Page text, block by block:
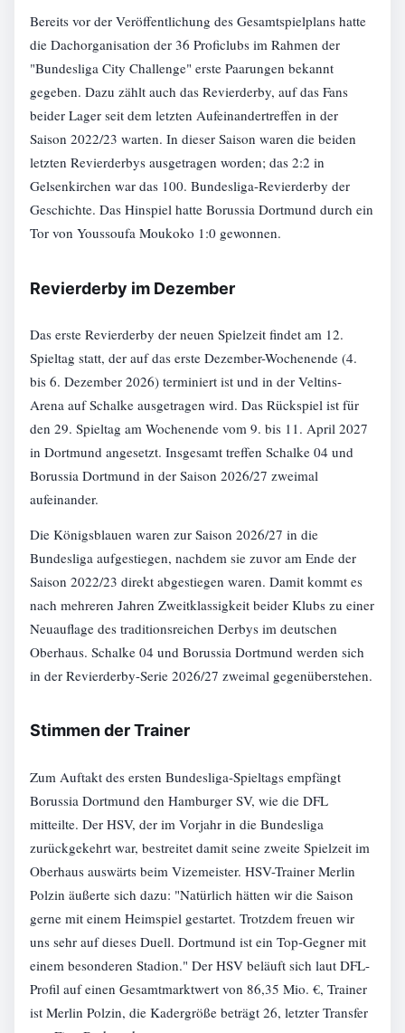
Bereits vor der Veröffentlichung des Gesamtspielplans hatte
die Dachorganisation der 36 Proficlubs im Rahmen der
"Bundesliga City Challenge" erste Paarungen bekannt
gegeben. Dazu zählt auch das Revierderby, auf das Fans
beider Lager seit dem letzten Aufeinandertreffen in der
Saison 2022/23 warten. In dieser Saison waren die beiden
letzten Revierderbys ausgetragen worden; das 2:2 in
Gelsenkirchen war das 100. Bundesliga-Revierderby der
Geschichte. Das Hinspiel hatte Borussia Dortmund durch ein
Tor von Youssoufa Moukoko 1:0 gewonnen.
Revierderby im Dezember
Das erste Revierderby der neuen Spielzeit findet am 12.
Spieltag statt, der auf das erste Dezember-Wochenende (4.
bis 6. Dezember 2026) terminiert ist und in der Veltins-
Arena auf Schalke ausgetragen wird. Das Rückspiel ist für
den 29. Spieltag am Wochenende vom 9. bis 11. April 2027
in Dortmund angesetzt. Insgesamt treffen Schalke 04 und
Borussia Dortmund in der Saison 2026/27 zweimal
aufeinander.
Die Königsblauen waren zur Saison 2026/27 in die
Bundesliga aufgestiegen, nachdem sie zuvor am Ende der
Saison 2022/23 direkt abgestiegen waren. Damit kommt es
nach mehreren Jahren Zweitklassigkeit beider Klubs zu einer
Neuauflage des traditionsreichen Derbys im deutschen
Oberhaus. Schalke 04 und Borussia Dortmund werden sich
in der Revierderby-Serie 2026/27 zweimal gegenüberstehen.
Stimmen der Trainer
Zum Auftakt des ersten Bundesliga-Spieltags empfängt
Borussia Dortmund den Hamburger SV, wie die DFL
mitteilte. Der HSV, der im Vorjahr in die Bundesliga
zurückgekehrt war, bestreitet damit seine zweite Spielzeit im
Oberhaus auswärts beim Vizemeister. HSV-Trainer Merlin
Polzin äußerte sich dazu: "Natürlich hätten wir die Saison
gerne mit einem Heimspiel gestartet. Trotzdem freuen wir
uns sehr auf dieses Duell. Dortmund ist ein Top-Gegner mit
einem besonderen Stadion." Der HSV beläuft sich laut DFL-
Profil auf einen Gesamtmarktwert von 86,35 Mio. €, Trainer
ist Merlin Polzin, die Kadergröße beträgt 26, letzter Transfer